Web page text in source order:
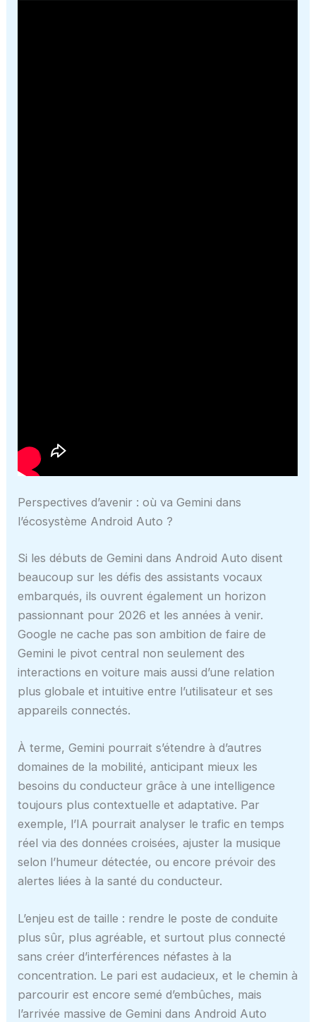
Perspectives d’avenir : où va Gemini dans
l’écosystème Android Auto ?
Si les débuts de Gemini dans Android Auto disent
beaucoup sur les défis des assistants vocaux
embarqués, ils ouvrent également un horizon
passionnant pour 2026 et les années à venir.
Google ne cache pas son ambition de faire de
Gemini le pivot central non seulement des
interactions en voiture mais aussi d’une relation
plus globale et intuitive entre l’utilisateur et ses
appareils connectés.
À terme, Gemini pourrait s’étendre à d’autres
domaines de la mobilité, anticipant mieux les
besoins du conducteur grâce à une intelligence
toujours plus contextuelle et adaptative. Par
exemple, l’IA pourrait analyser le trafic en temps
réel via des données croisées, ajuster la musique
selon l’humeur détectée, ou encore prévoir des
alertes liées à la santé du conducteur.
L’enjeu est de taille : rendre le poste de conduite
plus sûr, plus agréable, et surtout plus connecté
sans créer d’interférences néfastes à la
concentration. Le pari est audacieux, et le chemin à
parcourir est encore semé d’embûches, mais
l’arrivée massive de Gemini dans Android Auto